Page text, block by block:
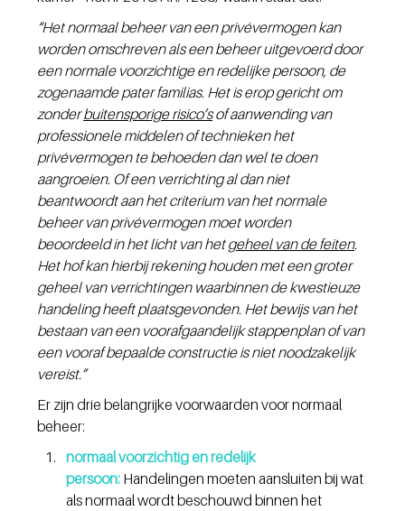
“Het normaal beheer van een privévermogen kan
worden omschreven als een beheer uitgevoerd door
een normale voorzichtige en redelijke persoon, de
zogenaamde pater familias. Het is erop gericht om
zonder buitensporige risico’s of aanwending van
professionele middelen of technieken het
privévermogen te behoeden dan wel te doen
aangroeien. Of een verrichting al dan niet
beantwoordt aan het criterium van het normale
beheer van privévermogen moet worden
beoordeeld in het licht van het geheel van de feiten.
Het hof kan hierbij rekening houden met een groter
geheel van verrichtingen waarbinnen de kwestieuze
handeling heeft plaatsgevonden. Het bewijs van het
bestaan van een voorafgaandelijk stappenplan of van
een vooraf bepaalde constructie is niet noodzakelijk
vereist.”
Er zijn drie belangrijke voorwaarden voor normaal
beheer:
normaal voorzichtig en redelijk
persoon: Handelingen moeten aansluiten bij wat
als normaal wordt beschouwd binnen het